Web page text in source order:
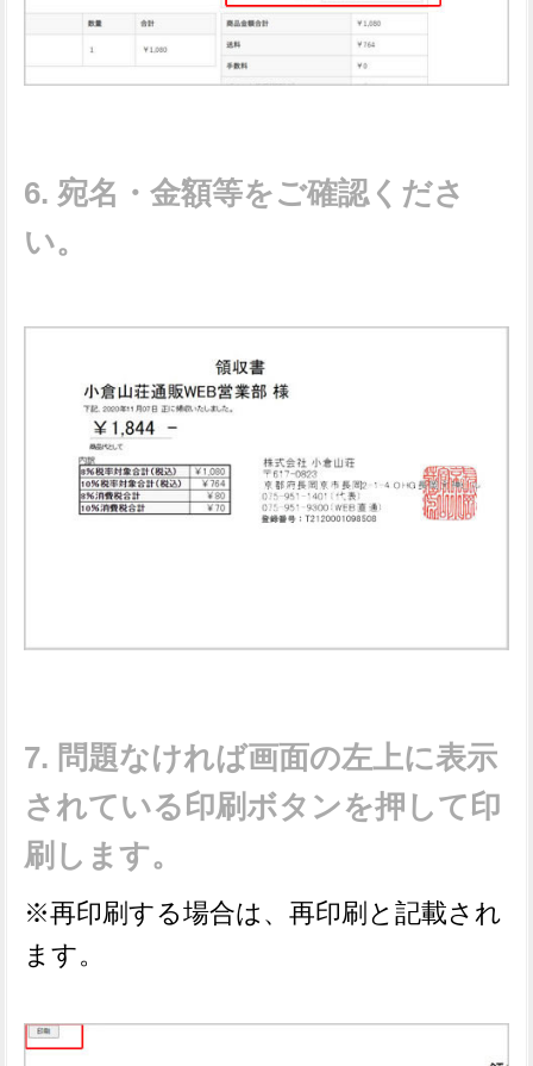
宛名・金額等をご確認くださ
い。
問題なければ画面の左上に表示
されている印刷ボタンを押して印
刷します。
※再印刷する場合は、再印刷と記載され
ます。